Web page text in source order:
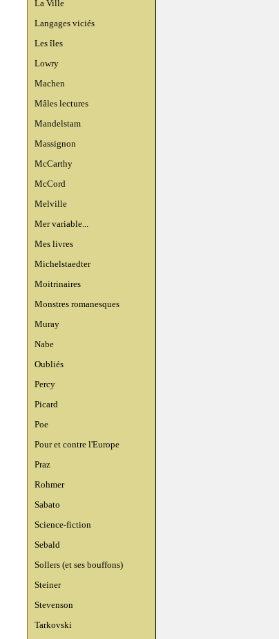
La Ville
Langages viciés
Les îles
Lowry
Machen
Mâles lectures
Mandelstam
Massignon
McCarthy
McCord
Melville
Mer variable...
Mes livres
Michelstaedter
Moitrinaires
Monstres romanesques
Muray
Nabe
Oubliés
Percy
Picard
Poe
Pour et contre l'Europe
Praz
Rohmer
Sabato
Science-fiction
Sebald
Sollers (et ses bouffons)
Steiner
Stevenson
Tarkovski